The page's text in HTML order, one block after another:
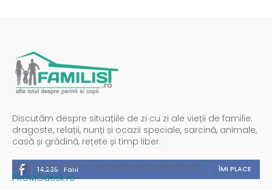
Discutăm despre situațiile de zi cu zi ale vieții de familie:
dragoste, relații, nunți și ocazii speciale, sarcină, animale,
casă și grădină, rețete și timp liber.
14,235 Fani ÎMI PLACE
Spații publicitare / reclamă administrată de
PROMOdesk.ro